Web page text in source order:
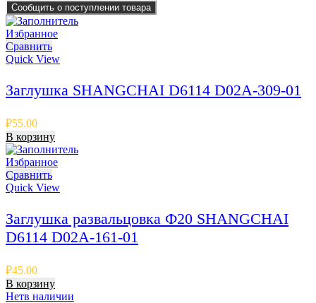
Сообщить о поступлении товара
Избранное
Сравнить
Quick View
Заглушка SHANGCHAI D6114 D02A-309-01
₽55.00
В корзину
Избранное
Сравнить
Quick View
Заглушка развальцовка Ф20 SHANGCHAI
D6114 D02A-161-01
₽45.00
В корзину
Нетв наличии